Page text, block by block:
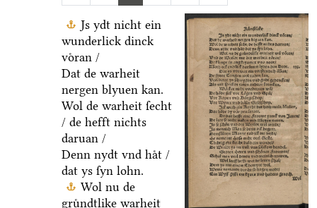
Js ydt nicht ein
wunderlick dinck
voͤran /
Dat de warheit
nergen blyuen kan.
Wol de warheit ſecht
/ de hefft nichts
daruan /
Denn nydt vnd haͤt /
dat ys ſyn lohn.
Wol nu de
gruͤndtlike warheit